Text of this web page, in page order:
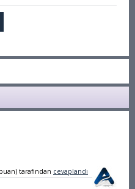
puan) tarafından cevaplandı